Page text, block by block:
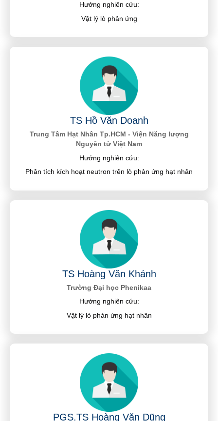
Hướng nghiên cứu:
Vật lý lò phản ứng
TS Hồ Văn Doanh
Trung Tâm Hạt Nhân Tp.HCM - Viện Năng lượng
Nguyên tử Việt Nam
Hướng nghiên cứu:
Phân tích kích hoạt neutron trên lò phản ứng hạt nhân
TS Hoàng Văn Khánh
Trường Đại học Phenikaa
Hướng nghiên cứu:
Vật lý lò phản ứng hạt nhân
PGS.TS Hoàng Văn Dũng